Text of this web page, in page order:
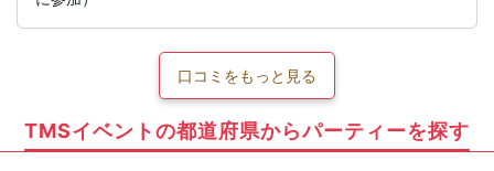
口コミをもっと見る
TMSイベントの都道府県からパーティーを探す